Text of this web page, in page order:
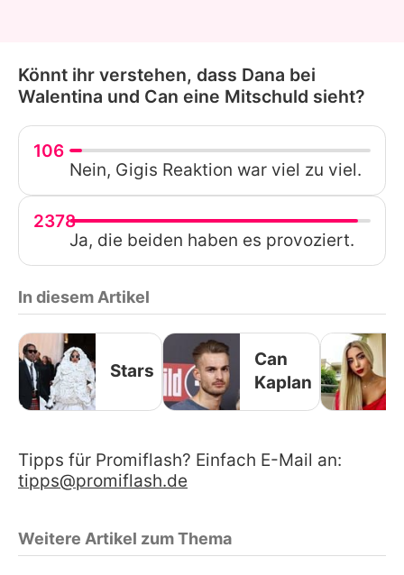
Könnt ihr verstehen, dass Dana bei
Walentina und Can eine Mitschuld sieht?
106
Nein, Gigis Reaktion war viel zu viel.
2378
Ja, die beiden haben es provoziert.
In diesem Artikel
Stars
Can
Kaplan
Tipps für Promiflash? Einfach E-Mail an:
tipps@promiflash.de
Weitere Artikel zum Thema